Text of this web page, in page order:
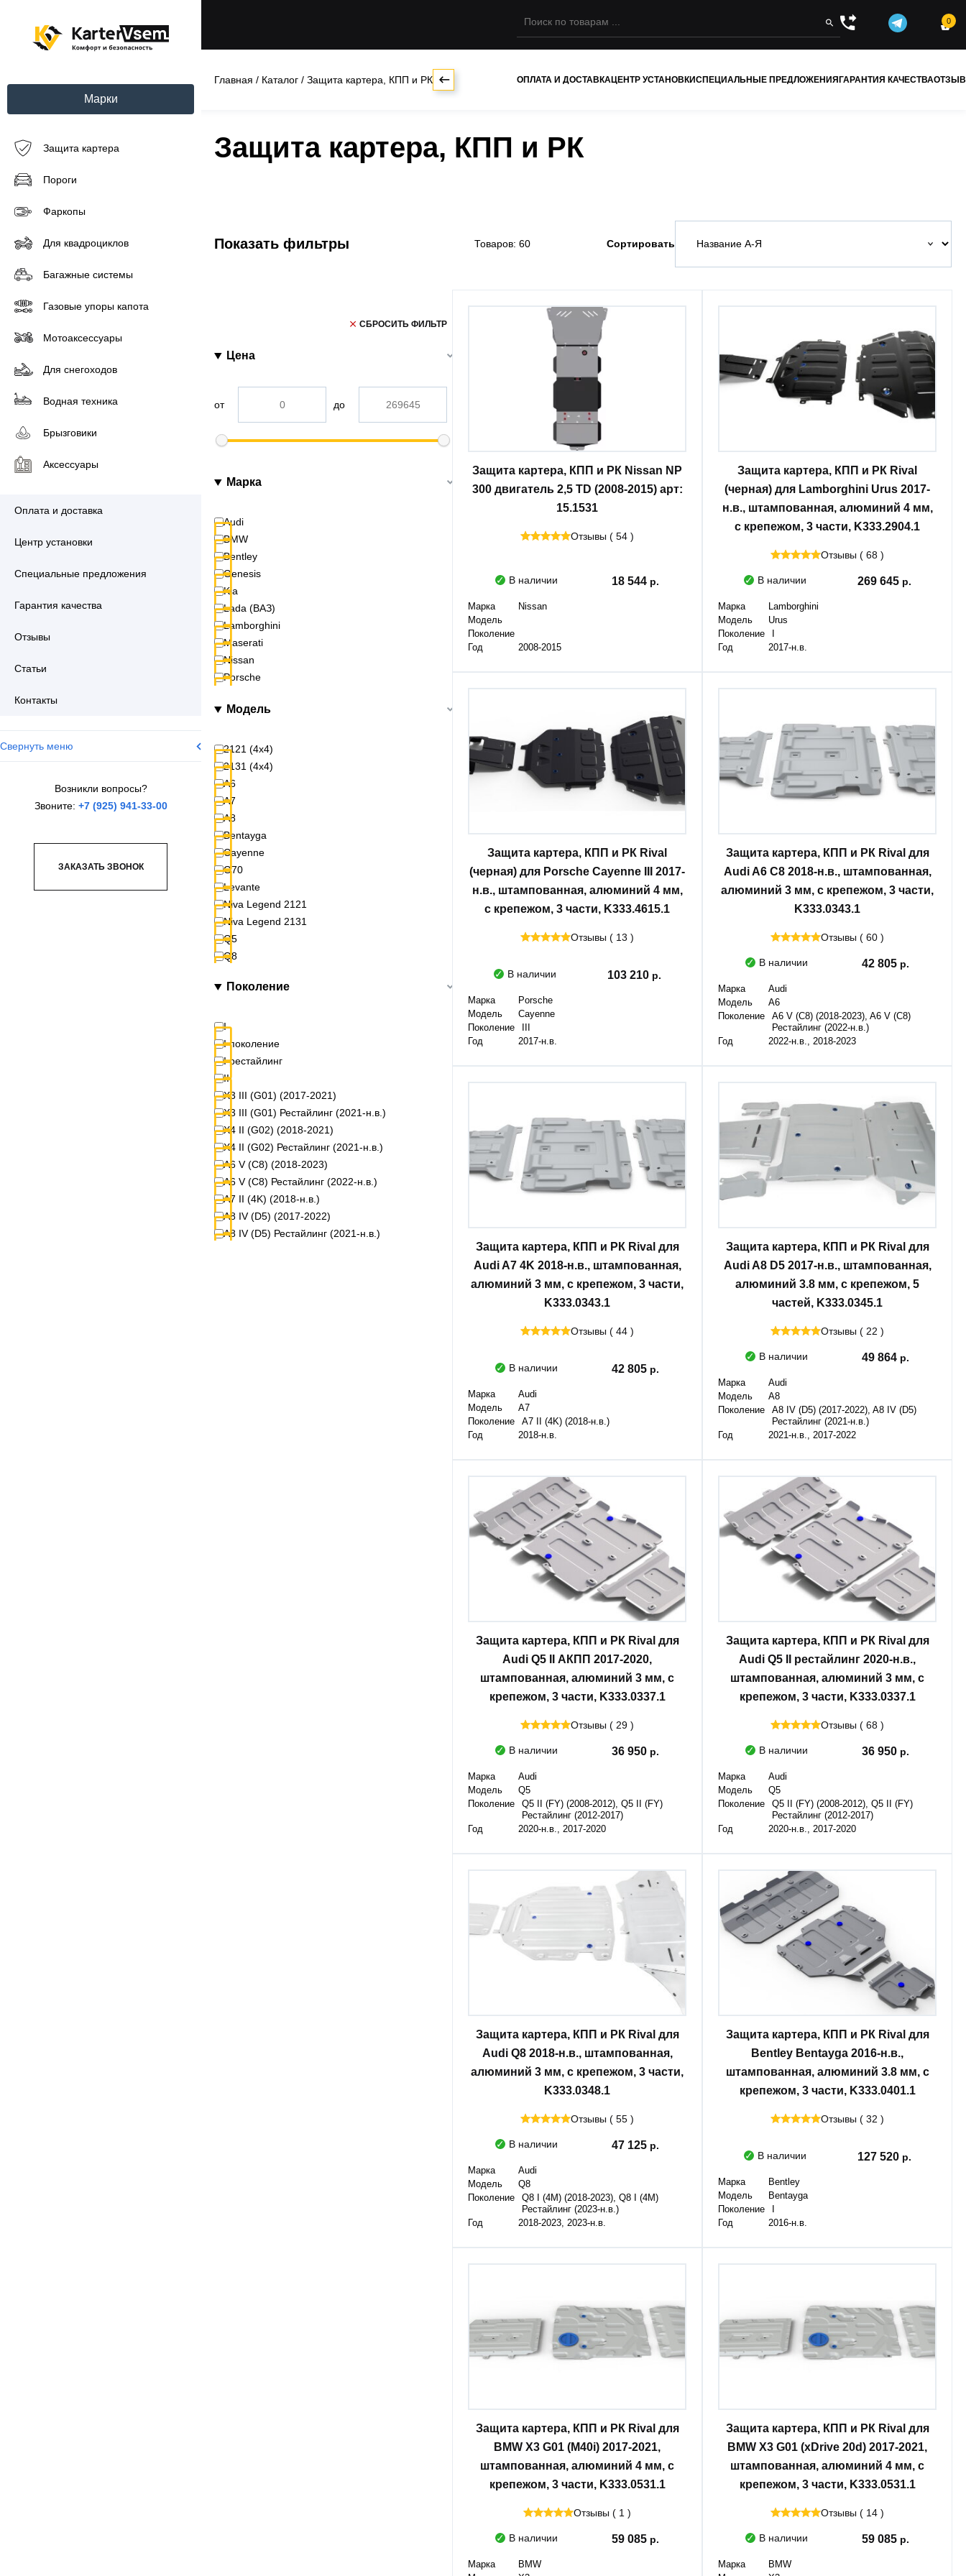
Марки
Защита картера
Пороги
Фаркопы
Для квадроциклов
Багажные системы
Газовые упоры капота
Мотоаксессуары
Для снегоходов
Водная техника
Брызговики
Аксессуары
Оплата и доставка
Центр установки
Специальные предложения
Гарантия качества
Отзывы
Статьи
Контакты
Свернуть меню
Возникли вопросы?
Звоните: +7 (925) 941-33-00
ЗАКАЗАТЬ ЗВОНОК
 
0
Главная / Каталог / Защита картера, КПП и РК ОПЛАТА И ДОСТАВКАЦЕНТР УСТАНОВКИСПЕЦИАЛЬНЫЕ ПРЕДЛОЖЕНИЯГАРАНТИЯ КАЧЕСТВА
Защита картера, КПП и РК
Показать фильтры Товаров: 60 Сортировать
СБРОСИТЬ ФИЛЬТР
Цена
от до
Марка
Audi
BMW
Bentley
Genesis
Kia
Lada (ВАЗ)
Lamborghini
Maserati
Nissan
Porsche
Модель
2121 (4x4)
2131 (4x4)
A6
A7
A8
Bentayga
Cayenne
G70
Levante
Niva Legend 2121
Niva Legend 2131
Q5
Q8
Urus
X4
Поколение
I
I поколение
I рестайлинг
III
X3 III (G01) (2017-2021)
X3 III (G01) Рестайлинг (2021-н.в.)
X4 II (G02) (2018-2021)
X4 II (G02) Рестайлинг (2021-н.в.)
A6 V (C8) (2018-2023)
A6 V (C8) Рестайлинг (2022-н.в.)
A7 II (4K) (2018-н.в.)
A8 IV (D5) (2017-2022)
A8 IV (D5) Рестайлинг (2021-н.в.)
Защита картера, КПП и РК Nissan NP
300 двигатель 2,5 TD (2008-2015) арт:
15.1531
Отзывы ( 54 )
В наличии 18 544
Марка
Nissan
Модель
Поколение
Год
2008-2015
Защита картера, КПП и РК Rival
(черная) для Lamborghini Urus 2017-
н.в., штампованная, алюминий 4 мм,
с крепежом, 3 части, K333.2904.1
Отзывы ( 68 )
В наличии 269 645
Марка
Lamborghini
Модель
Urus
Поколение
Год
2017-н.в.
Защита картера, КПП и РК Rival
(черная) для Porsche Cayenne III 2017-
н.в., штампованная, алюминий 4 мм,
с крепежом, 3 части, K333.4615.1
Отзывы ( 13 )
В наличии 103 210
Марка
Porsche
Модель
Cayenne
Поколение
Год
2017-н.в.
Защита картера, КПП и РК Rival для
Audi A6 C8 2018-н.в., штампованная,
алюминий 3 мм, с крепежом, 3 части,
K333.0343.1
Отзывы ( 60 )
В наличии 42 805
Марка
Audi
Модель
A6
Поколение
A6 V (C8) (2018-2023), A6 V (C8)
Рестайлинг (2022-н.в.)
Год
2022-н.в., 2018-2023
Защита картера, КПП и РК Rival для
Audi A7 4K 2018-н.в., штампованная,
алюминий 3 мм, с крепежом, 3 части,
K333.0343.1
Отзывы ( 44 )
В наличии 42 805
Марка
Audi
Модель
A7
Поколение
A7 II (4K) (2018-н.в.)
Год
2018-н.в.
Защита картера, КПП и РК Rival для
Audi A8 D5 2017-н.в., штампованная,
алюминий 3.8 мм, с крепежом, 5
частей, K333.0345.1
Отзывы ( 22 )
В наличии 49 864
Марка
Audi
Модель
A8
Поколение
A8 IV (D5) (2017-2022), A8 IV (D5)
Рестайлинг (2021-н.в.)
Год
2021-н.в., 2017-2022
Защита картера, КПП и РК Rival для
Audi Q5 II АКПП 2017-2020,
штампованная, алюминий 3 мм, с
крепежом, 3 части, K333.0337.1
Отзывы ( 29 )
В наличии 36 950
Марка
Audi
Модель
Q5
Поколение
Q5 II (FY) (2008-2012), Q5 II (FY)
Рестайлинг (2012-2017)
Год
2020-н.в., 2017-2020
Защита картера, КПП и РК Rival для
Audi Q5 II рестайлинг 2020-н.в.,
штампованная, алюминий 3 мм, с
крепежом, 3 части, K333.0337.1
Отзывы ( 68 )
В наличии 36 950
Марка
Audi
Модель
Q5
Поколение
Q5 II (FY) (2008-2012), Q5 II (FY)
Рестайлинг (2012-2017)
Год
2020-н.в., 2017-2020
Защита картера, КПП и РК Rival для
Audi Q8 2018-н.в., штампованная,
алюминий 3 мм, с крепежом, 3 части,
K333.0348.1
Отзывы ( 55 )
В наличии 47 125
Марка
Audi
Модель
Q8
Поколение
Q8 I (4M) (2018-2023), Q8 I (4M)
Рестайлинг (2023-н.в.)
Год
2018-2023, 2023-н.в.
Защита картера, КПП и РК Rival для
Bentley Bentayga 2016-н.в.,
штампованная, алюминий 3.8 мм, с
крепежом, 3 части, K333.0401.1
Отзывы ( 32 )
В наличии 127 520
Марка
Bentley
Модель
Bentayga
Поколение
Год
2016-н.в.
Защита картера, КПП и РК Rival для
BMW X3 G01 (M40i) 2017-2021,
штампованная, алюминий 4 мм, с
крепежом, 3 части, K333.0531.1
Отзывы ( 1 )
В наличии 59 085
Марка
BMW
Защита картера, КПП и РК Rival для
BMW X3 G01 (xDrive 20d) 2017-2021,
штампованная, алюминий 4 мм, с
крепежом, 3 части, K333.0531.1
Отзывы ( 14 )
В наличии 59 085
Марка
BMW